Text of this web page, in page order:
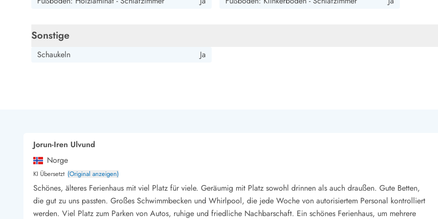
Sonstige
Schaukeln Ja
Jorun-Iren Ulvund
Norge
KI Übersetzt (Original anzeigen)
Schönes, älteres Ferienhaus mit viel Platz für viele. Geräumig mit Platz sowohl drinnen als auch draußen. Gute Betten,
die gut zu uns passten. Großes Schwimmbecken und Whirlpool, die jede Woche von autorisiertem Personal kontrolliert
werden. Viel Platz zum Parken von Autos, ruhige und friedliche Nachbarschaft. Ein schönes Ferienhaus, um mehrere